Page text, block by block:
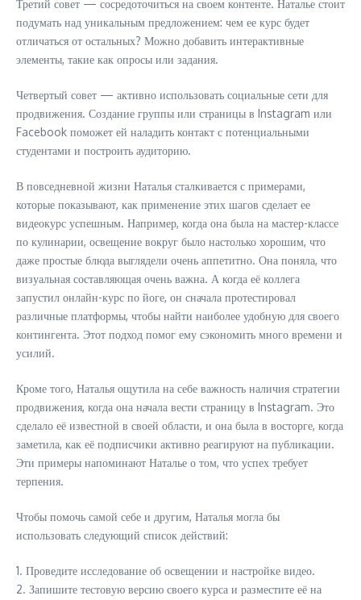
Третий совет — сосредоточиться на своем контенте. Наталье стоит
подумать над уникальным предложением: чем ее курс будет
отличаться от остальных? Можно добавить интерактивные
элементы, такие как опросы или задания.
Четвертый совет — активно использовать социальные сети для
продвижения. Создание группы или страницы в Instagram или
Facebook поможет ей наладить контакт с потенциальными
студентами и построить аудиторию.
В повседневной жизни Наталья сталкивается с примерами,
которые показывают, как применение этих шагов сделает ее
видеокурс успешным. Например, когда она была на мастер-классе
по кулинарии, освещение вокруг было настолько хорошим, что
даже простые блюда выглядели очень аппетитно. Она поняла, что
визуальная составляющая очень важна. А когда её коллега
запустил онлайн-курс по йоге, он сначала протестировал
различные платформы, чтобы найти наиболее удобную для своего
контингента. Этот подход помог ему сэкономить много времени и
усилий.
Кроме того, Наталья ощутила на себе важность наличия стратегии
продвижения, когда она начала вести страницу в Instagram. Это
сделало её известной в своей области, и она была в восторге, когда
заметила, как её подписчики активно реагируют на публикации.
Эти примеры напоминают Наталье о том, что успех требует
терпения.
Чтобы помочь самой себе и другим, Наталья могла бы
использовать следующий список действий:
1. Проведите исследование об освещении и настройке видео.
2. Запишите тестовую версию своего курса и разместите её на